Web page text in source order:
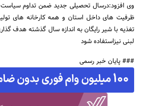
جستجو
وی افزود:درسال تحصیلی جدید ضمن تداوم
ظرفیت های داخل استان و همه کارخانه های
تغذیه با شیر رایگان به اندازه سال گذشته هدف
لبنی نیزاستفاده شود
### پایان خبر رسمی